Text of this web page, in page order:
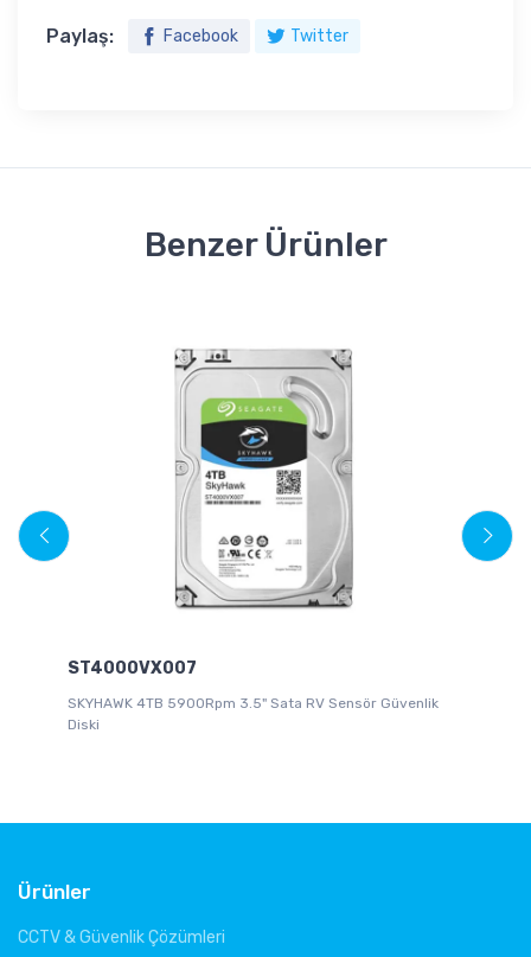
Paylaş: Facebook Twitter
Benzer Ürünler
ST4000VX007
SKYHAWK 4TB 5900Rpm 3.5" Sata RV Sensör Güvenlik
Diski
Ürünler
CCTV & Güvenlik Çözümleri